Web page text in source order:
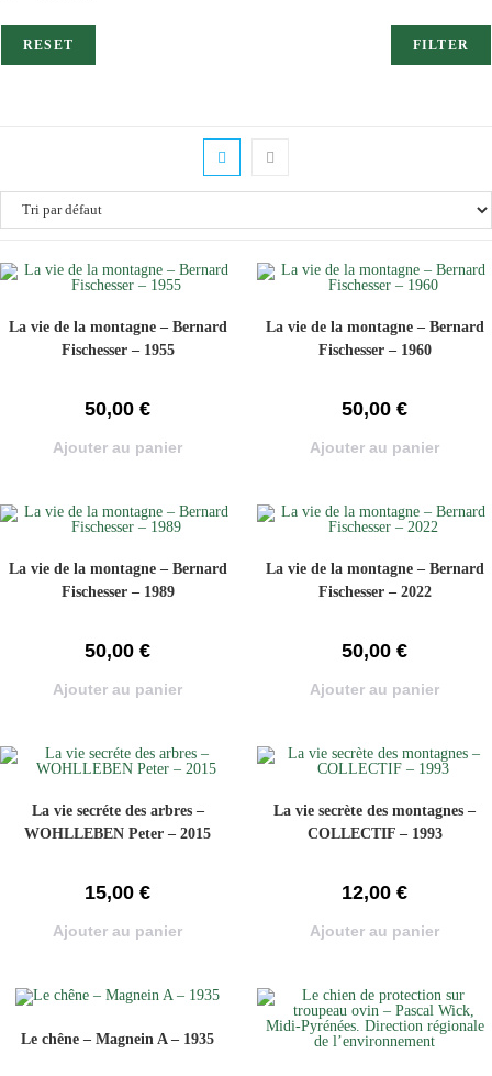
RESET FILTER
La vie de la montagne – Bernard
Fischesser – 1955
50,00 €
Ajouter au panier
La vie de la montagne – Bernard
Fischesser – 1960
50,00 €
Ajouter au panier
La vie de la montagne – Bernard
Fischesser – 1989
50,00 €
Ajouter au panier
La vie de la montagne – Bernard
Fischesser – 2022
50,00 €
Ajouter au panier
La vie secréte des arbres –
WOHLLEBEN Peter – 2015
15,00 €
Ajouter au panier
La vie secrète des montagnes –
COLLECTIF – 1993
12,00 €
Ajouter au panier
Le chêne – Magnein A – 1935